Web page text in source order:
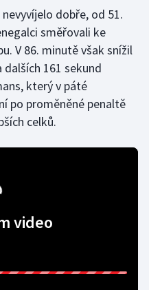
dobře, od 51.
směřovali ke
V 86. minutě však snížil
161 sekund
který v páté
po proměněné penaltě
celků.
video